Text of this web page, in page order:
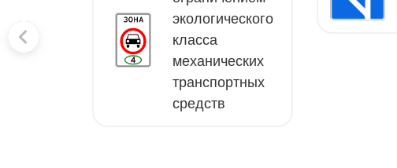
экологического
класса
механических
транспортных
средств